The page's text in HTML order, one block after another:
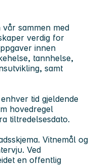
sammen med
verdig for
innen
tannhelse,
samt
tid gjeldende
hovedregel
tiltredelsesdato.
Vitnemål og
Ved
en offentlig